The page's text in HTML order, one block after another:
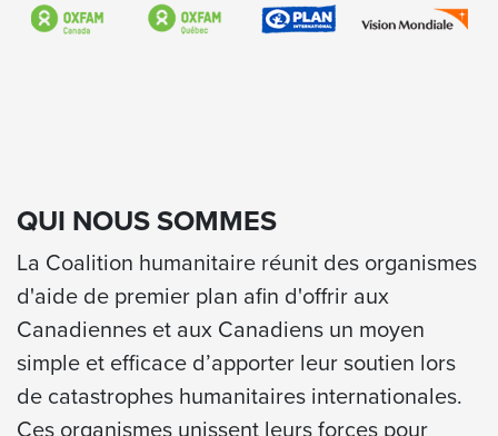
QUI NOUS SOMMES
La Coalition humanitaire réunit des organismes
d'aide de premier plan afin d'offrir aux
Canadiennes et aux Canadiens un moyen
simple et efficace d’apporter leur soutien lors
de catastrophes humanitaires internationales.